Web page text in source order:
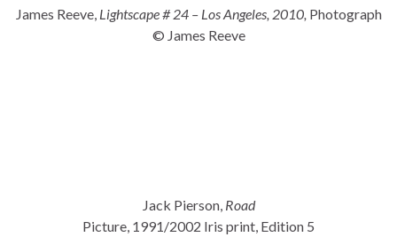
James Reeve, Lightscape # 24 –Los Angeles, 2010, Photograph
© James Reeve
Jack Pierson, Road
Picture, 1991/2002 Iris print, Edition 5